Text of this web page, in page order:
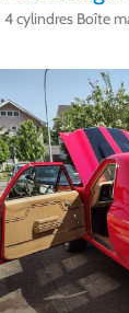
4 cylindres Boîte